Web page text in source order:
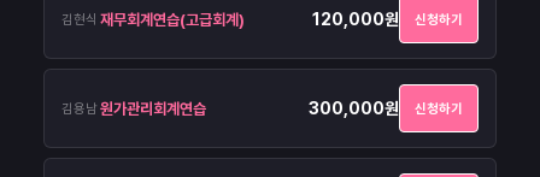
김현식 재무회계연습(고급회계) 120,000원 신청하기
김용남 원가관리회계연습 300,000원 신청하기